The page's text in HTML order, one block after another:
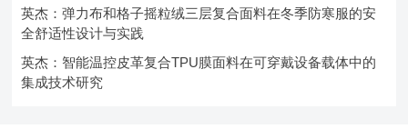
英杰：弹力布和格子摇粒绒三层复合面料在冬季防寒服的安
全舒适性设计与实践
英杰：智能温控皮革复合TPU膜面料在可穿戴设备载体中的
集成技术研究